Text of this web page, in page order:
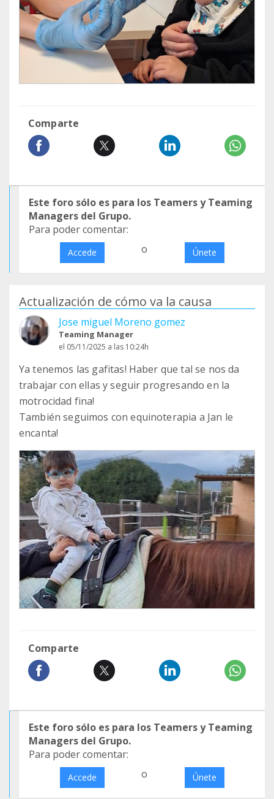
Comparte
Este foro sólo es para los Teamers y Teaming
Managers del Grupo.
Para poder comentar:
Accede o Únete
Actualización de cómo va la causa
Jose miguel Moreno gomez
Teaming Manager
el 05/11/2025 a las 10:24h
Ya tenemos las gafitas! Haber que tal se nos da
trabajar con ellas y seguir progresando en la
motrocidad fina!
También seguimos con equinoterapia a Jan le
encanta!
Comparte
Este foro sólo es para los Teamers y Teaming
Managers del Grupo.
Para poder comentar:
Accede o Únete